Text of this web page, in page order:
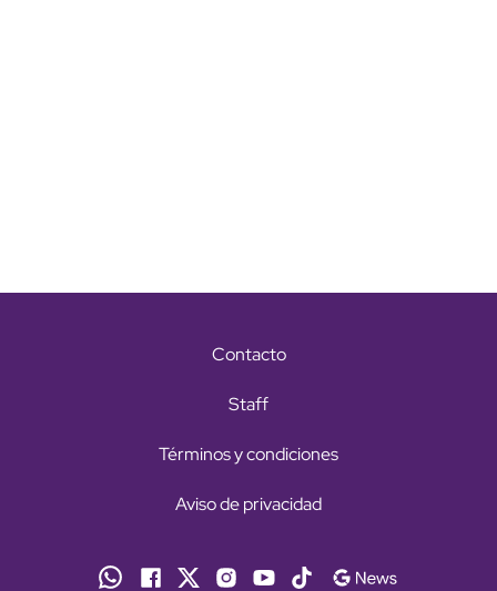
Contacto
Staff
Términos y condiciones
Aviso de privacidad